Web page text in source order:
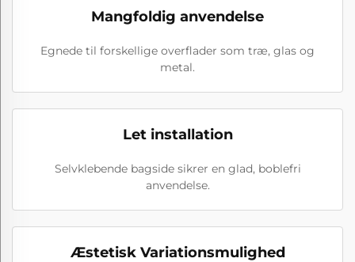
Mangfoldig anvendelse
Egnede til forskellige overflader som træ, glas og
metal.
Let installation
Selvklebende bagside sikrer en glad, boblefri
anvendelse.
Æstetisk Variationsmulighed